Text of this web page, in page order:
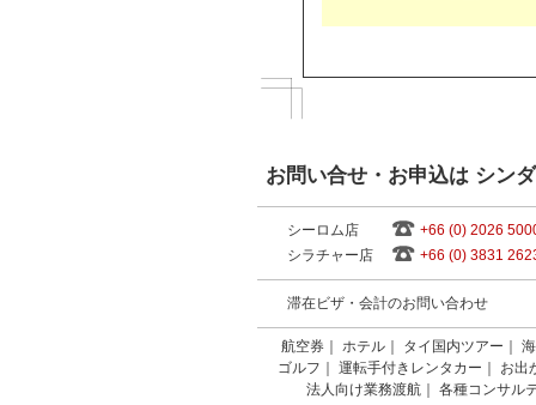
お問い合せ・お申込は シン
シーロム店
+66 (0) 2026
シラチャー店
+66 (0) 3831
滞在ビザ・会計のお問い合わせ
航空券 ホテル タイ国内ツアー
ゴルフ
運転手付きレンタカー
お出
法人向け業務渡航
各種コンサル